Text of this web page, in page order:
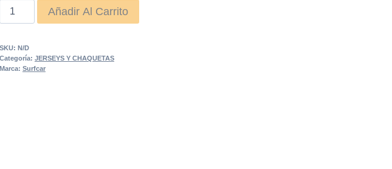
jersey
pico
cantidad
Añadir Al Carrito
SKU: N/D
Categoría: JERSEYS Y CHAQUETAS
Marca: Surfcar